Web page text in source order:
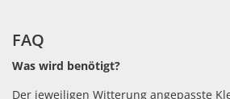
FAQ
Was wird benötigt?
Der jeweiligen Witterung angepasste